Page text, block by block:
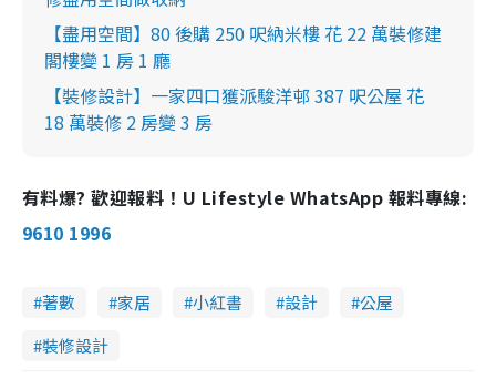
【盡用空間】80 後購 250 呎納米樓 花 22 萬裝修建
閣樓變 1 房 1 廳
【裝修設計】一家四口獲派駿洋邨 387 呎公屋 花
18 萬裝修 2 房變 3 房
有料爆? 歡迎報料！U Lifestyle WhatsApp 報料專線:
9610 1996
著數 家居 小紅書 設計
公屋
裝修設計